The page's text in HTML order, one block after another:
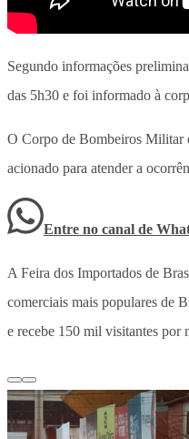
Segundo informações
das 5h30 e foi informado à
O Corpo de Bombeiros Militar
acionado para atender a
Entre no canal de
A Feira dos Importados de
comerciais mais populares de
e recebe 150 mil visitantes por